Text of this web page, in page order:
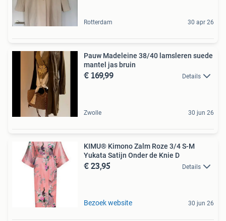
Rotterdam 30 apr 26
Pauw Madeleine 38/40 lamsleren suede
mantel jas bruin
€ 169,99 Details
Zwolle 30 jun 26
KIMU® Kimono Zalm Roze 3/4 S-M
Yukata Satijn Onder de Knie D
€ 23,95 Details
Bezoek website 30 jun 26